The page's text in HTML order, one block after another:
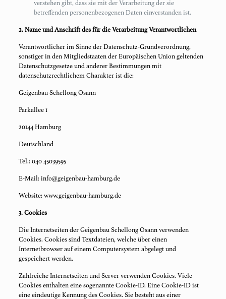
verstehen gibt, dass sie mit der Verarbeitung der sie
betreffenden personenbezogenen Daten einverstanden ist.
2. Name und Anschrift des für die Verarbeitung Verantwortlichen
Verantwortlicher im Sinne der Datenschutz-Grundverordnung,
sonstiger in den Mitgliedstaaten der Europäischen Union geltenden
Datenschutzgesetze und anderer Bestimmungen mit
datenschutzrechtlichem Charakter ist die:
Geigenbau Schellong Osann
Parkallee 1
20144 Hamburg
Deutschland
Tel.: 040 45039595
E-Mail: info@geigenbau-hamburg.de
Website: www.geigenbau-hamburg.de
3. Cookies
Die Internetseiten der Geigenbau Schellong Osann verwenden
Cookies. Cookies sind Textdateien, welche über einen
Internetbrowser auf einem Computersystem abgelegt und
gespeichert werden.
Zahlreiche Internetseiten und Server verwenden Cookies. Viele
Cookies enthalten eine sogenannte Cookie-ID. Eine Cookie-ID ist
eine eindeutige Kennung des Cookies. Sie besteht aus einer